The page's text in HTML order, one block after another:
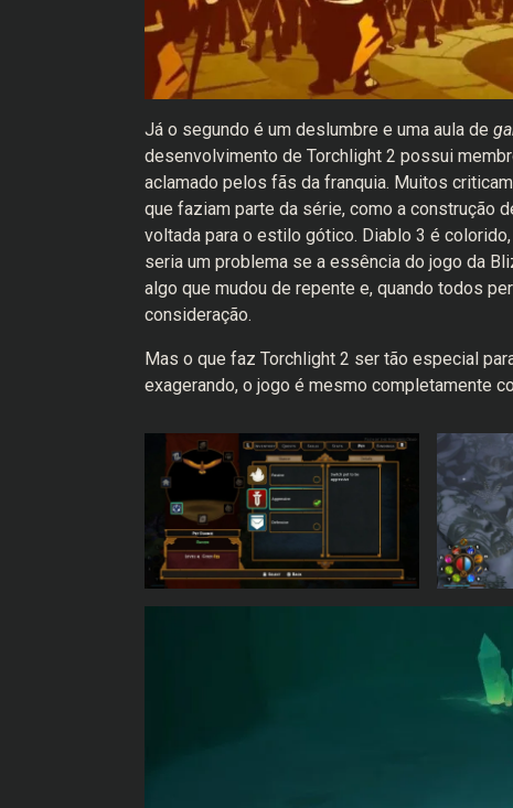
Já o segundo é um deslumbre e uma aula de
desenvolvimento de Torchlight 2 possui
aclamado pelos fãs da franquia. Muitos
que faziam parte da série, como a construção
voltada para o estilo gótico. Diablo 3 é
seria um problema se a essência do jogo da
algo que mudou de repente e, quando todos
consideração.
Mas o que faz Torchlight 2 ser tão especial
exagerando, o jogo é mesmo completamente